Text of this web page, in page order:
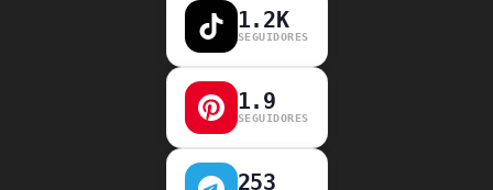
1.2K
SEGUIDORES
1.9
SEGUIDORES
253